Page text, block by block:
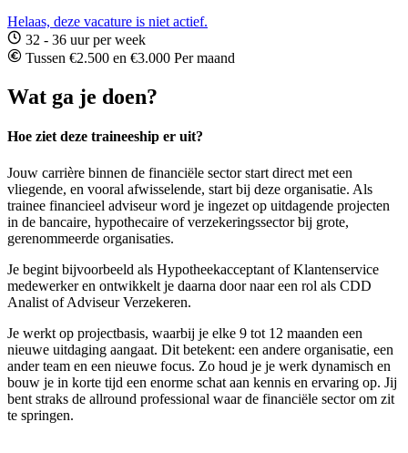
Helaas, deze vacature is niet actief.
32 - 36 uur per week
Tussen €2.500 en €3.000 Per maand
Wat ga je doen?
Hoe ziet deze traineeship er uit?
Jouw carrière binnen de financiële sector start direct met een
vliegende, en vooral afwisselende, start bij deze organisatie. Als
trainee financieel adviseur word je ingezet op uitdagende projecten
in de bancaire, hypothecaire of verzekeringssector bij grote,
gerenommeerde organisaties.
Je begint bijvoorbeeld als Hypotheekacceptant of Klantenservice
medewerker en ontwikkelt je daarna door naar een rol als CDD
Analist of Adviseur Verzekeren.
Je werkt op projectbasis, waarbij je elke 9 tot 12 maanden een
nieuwe uitdaging aangaat. Dit betekent: een andere organisatie, een
ander team en een nieuwe focus. Zo houd je je werk dynamisch en
bouw je in korte tijd een enorme schat aan kennis en ervaring op. Jij
bent straks de allround professional waar de financiële sector om zit
te springen.